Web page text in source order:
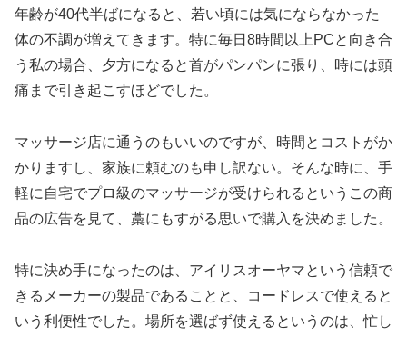
年齢が40代半ばになると、若い頃には気にならなかった
体の不調が増えてきます。特に毎日8時間以上PCと向き合
う私の場合、夕方になると首がパンパンに張り、時には頭
痛まで引き起こすほどでした。
マッサージ店に通うのもいいのですが、時間とコストがか
かりますし、家族に頼むのも申し訳ない。そんな時に、手
軽に自宅でプロ級のマッサージが受けられるというこの商
品の広告を見て、藁にもすがる思いで購入を決めました。
特に決め手になったのは、アイリスオーヤマという信頼で
きるメーカーの製品であることと、コードレスで使えると
いう利便性でした。場所を選ばず使えるというのは、忙し